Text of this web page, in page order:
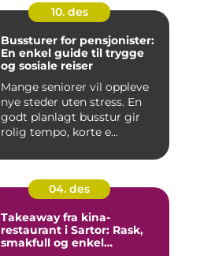
10. des
Bussturer for pensjonister:
En enkel guide til trygge
og sosiale reiser
Mange seniorer vil oppleve
nye steder uten stress. En
godt planlagt busstur gir
rolig tempo, korte e...
04. des
Takeaway fra kina-
restaurant i Sartor: Rask,
smakfull og enkel